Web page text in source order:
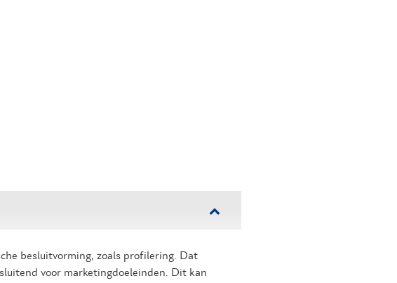
besluitvorming, zoals profilering. Dat
voor marketingdoeleinden. Dit kan